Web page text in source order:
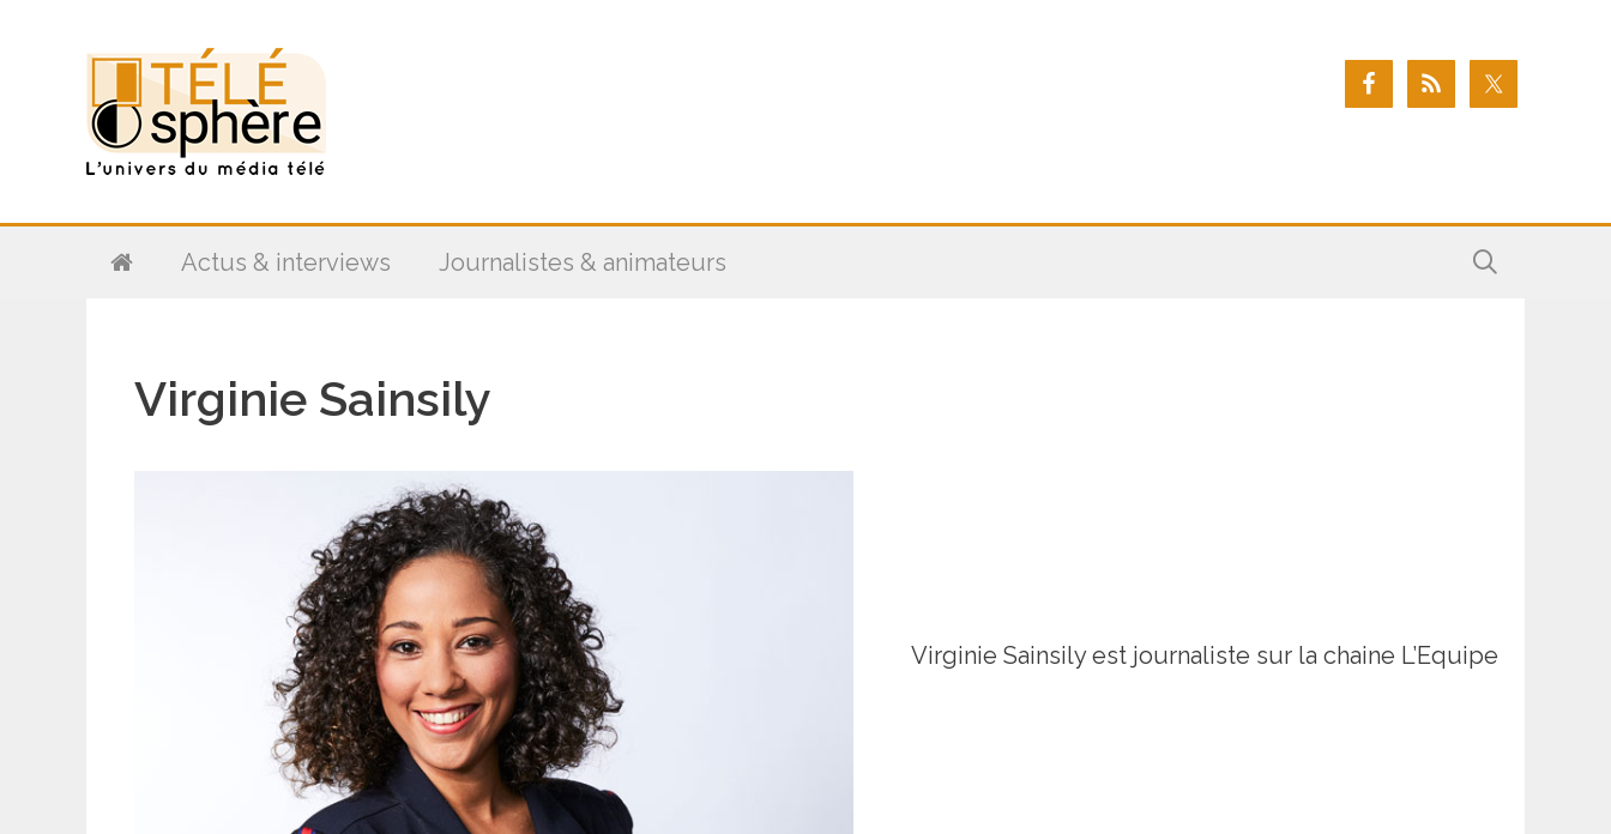
Actus & interviews Journalistes & animateurs
Virginie Sainsily
Virginie Sainsily est journaliste sur la chaine L’Equipe